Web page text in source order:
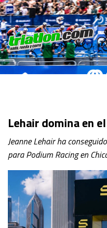
Lehair domina en
Jeanne Lehair ha
para Podium Racing en